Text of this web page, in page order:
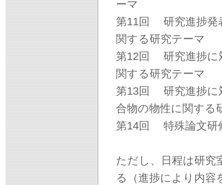
ーマ
第11回 研究進捗発
関する研究テーマ
第12回 研究進捗に
関する研究テーマ
第13回 研究進捗に
合物の物性に関する
第14回 特殊論文研
ただし、日程は研究
る（進捗により内容